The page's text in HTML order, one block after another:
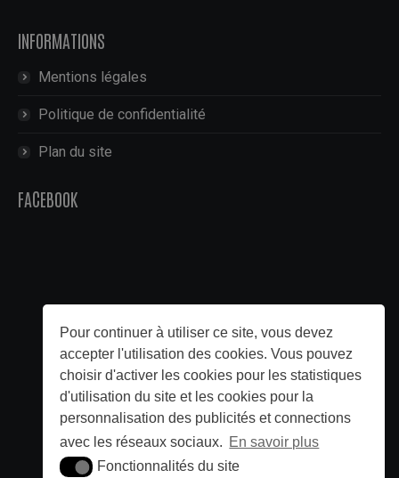
Pour continuer à utiliser ce site, vous devez
accepter l'utilisation des cookies. Vous pouvez
choisir d'activer les cookies pour les statistiques
d'utilisation du site et les cookies pour la
personnalisation des publicités et connections
avec les réseaux sociaux. En savoir plus
Fonctionnalités du site
Fonctionnalités du site
INFORMATIONS
Mentions légales
Politique de confidentialité
Plan du site
FACEBOOK